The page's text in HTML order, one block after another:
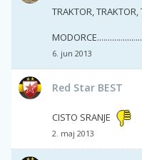
TRAKTOR,
6. jun 2013
Red Star BEST
CISTO SRANJE
2. maj 2013